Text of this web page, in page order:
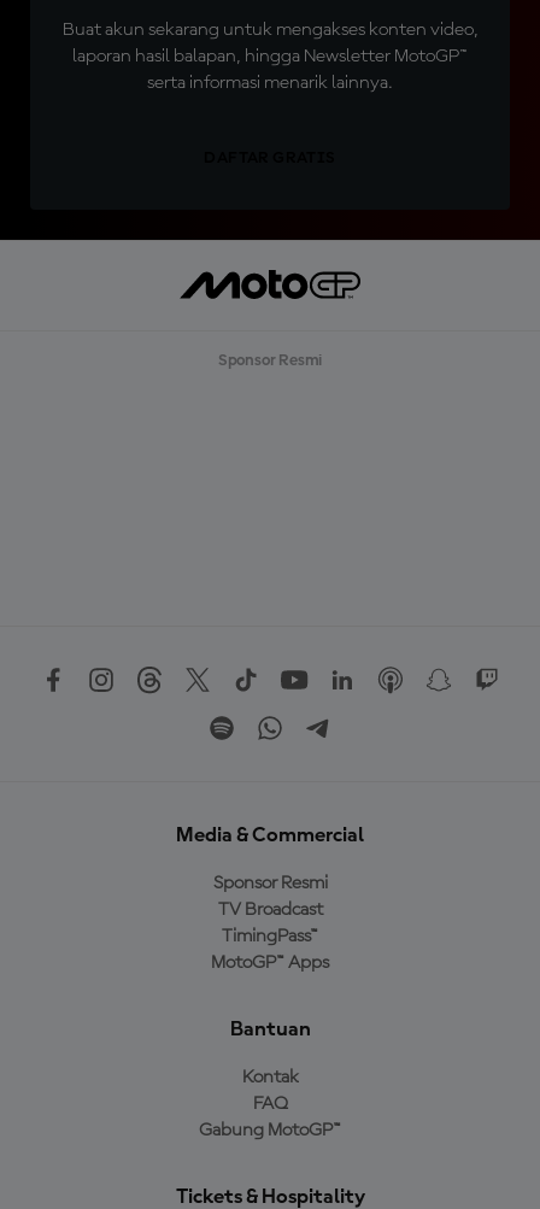
Buat akun sekarang untuk mengakses konten video,
laporan hasil balapan, hingga Newsletter MotoGP™
serta informasi menarik lainnya.
Sponsor Resmi
Media & Commercial
Sponsor Resmi
TV Broadcast
TimingPass™
MotoGP™ Apps
Bantuan
Kontak
FAQ
Gabung MotoGP™
Tickets & Hospitality